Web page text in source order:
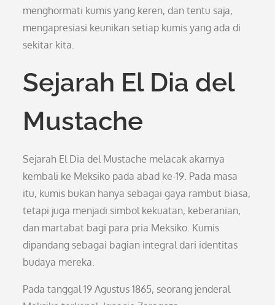
menghormati kumis yang keren, dan tentu saja,
mengapresiasi keunikan setiap kumis yang ada di
sekitar kita.
Sejarah El Dia del
Mustache
Sejarah El Dia del Mustache melacak akarnya
kembali ke Meksiko pada abad ke-19. Pada masa
itu, kumis bukan hanya sebagai gaya rambut biasa,
tetapi juga menjadi simbol kekuatan, keberanian,
dan martabat bagi para pria Meksiko. Kumis
dipandang sebagai bagian integral dari identitas
budaya mereka.
Pada tanggal 19 Agustus 1865, seorang jenderal